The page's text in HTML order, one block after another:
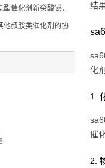
结
化
1.
催
2.
催化剂新癸酸铋，
味
他叔胺类催化剂的协